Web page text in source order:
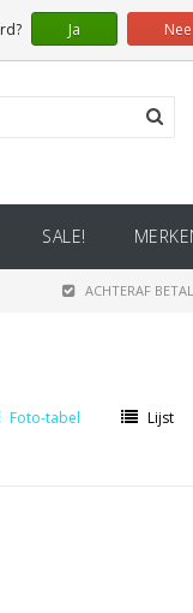
SALE!
ACHTERAF
Foto-tabel Lijst
Ja Nee